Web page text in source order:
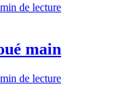
min de lecture
main
min de lecture